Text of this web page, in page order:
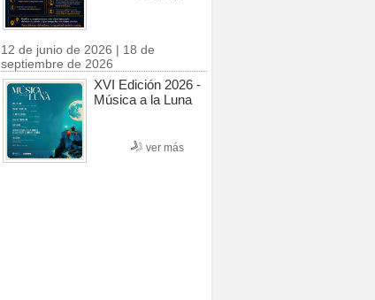
12 de junio de 2026 | 18 de
septiembre de 2026
XVI Edición 2026 -
Música a la Luna
ver más